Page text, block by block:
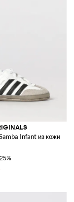
для мальчиков
Infant из кожи